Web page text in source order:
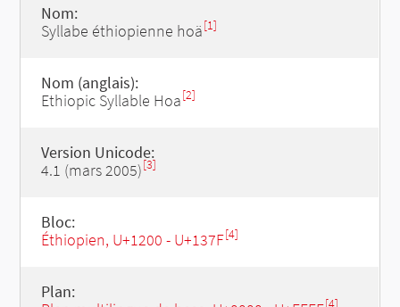
Nom:
Syllabe éthiopienne hoä[1]
Nom (anglais):
Ethiopic Syllable Hoa[2]
Version Unicode:
4.1 (mars 2005)[3]
Bloc:
Éthiopien, U+1200 - U+137F[4]
Plan:
[4]